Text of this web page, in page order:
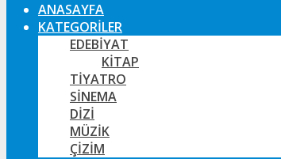
ANASAYFA
KATEGORILER
EDEBIYAT
KITAP
TIYATRO
SINEMA
DIZI
MÜZIK
ÇIZIM